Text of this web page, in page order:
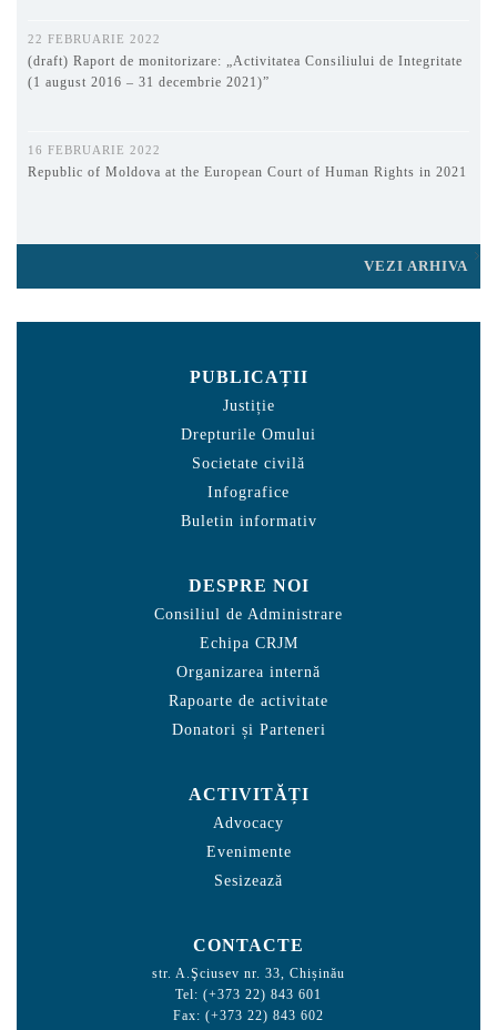
22 FEBRUARIE 2022
(draft) Raport de monitorizare: „Activitatea Consiliului de Integritate
(1 august 2016 – 31 decembrie 2021)”
16 FEBRUARIE 2022
Republic of Moldova at the European Court of Human Rights in 2021
VEZI ARHIVA
PUBLICAȚII
Justiție
Drepturile Omului
Societate civilă
Infografice
Buletin informativ
DESPRE NOI
Consiliul de Administrare
Echipa CRJM
Organizarea internă
Rapoarte de activitate
Donatori și Parteneri
ACTIVITĂȚI
Advocacy
Evenimente
Sesizează
CONTACTE
str. A.Şciusev nr. 33, Chișinău
Tel: (+373 22) 843 601
Fax: (+373 22) 843 602